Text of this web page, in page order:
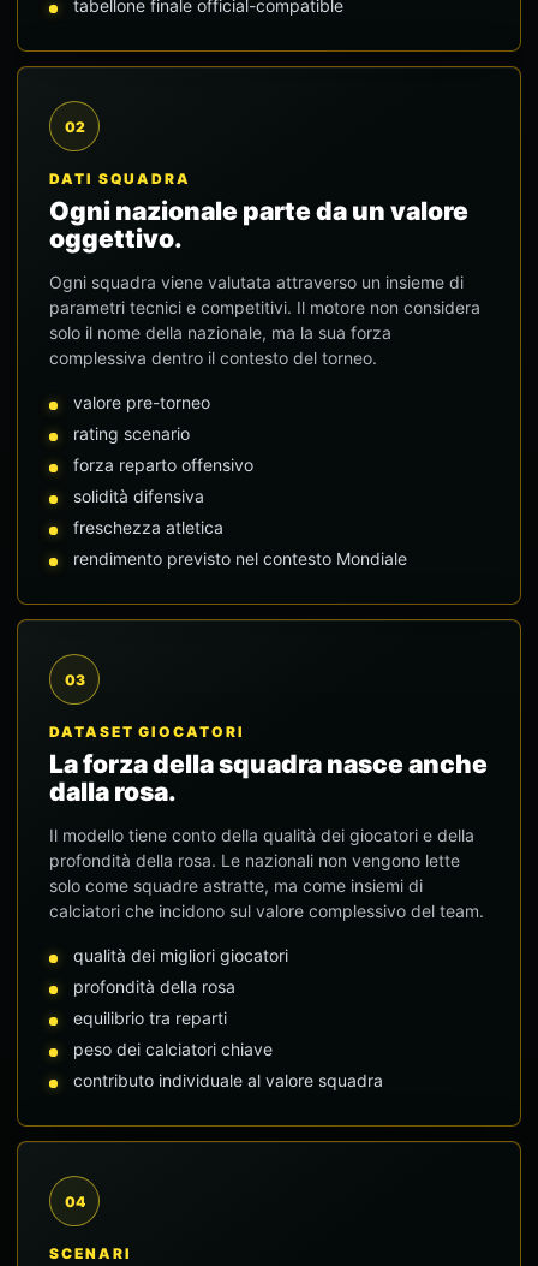
tabellone finale official-compatible
02
DATI SQUADRA
Ogni nazionale parte da un valore
oggettivo.
Ogni squadra viene valutata attraverso un insieme di
parametri tecnici e competitivi. Il motore non considera
solo il nome della nazionale, ma la sua forza
complessiva dentro il contesto del torneo.
valore pre-torneo
rating scenario
forza reparto offensivo
solidità difensiva
freschezza atletica
rendimento previsto nel contesto Mondiale
03
DATASET GIOCATORI
La forza della squadra nasce anche
dalla rosa.
Il modello tiene conto della qualità dei giocatori e della
profondità della rosa. Le nazionali non vengono lette
solo come squadre astratte, ma come insiemi di
calciatori che incidono sul valore complessivo del team.
qualità dei migliori giocatori
profondità della rosa
equilibrio tra reparti
peso dei calciatori chiave
contributo individuale al valore squadra
04
SCENARI